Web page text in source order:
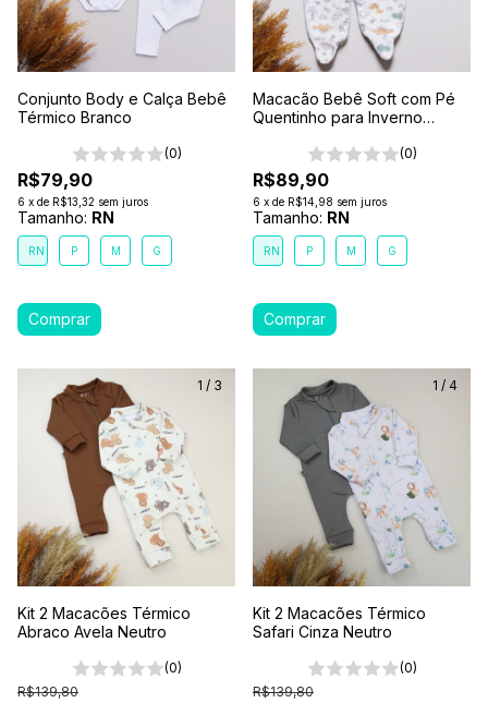
Conjunto Body e Calça Bebê
Térmico Branco
(0)
R$79,90
6 x de R$13,32 sem juros
Tamanho: RN
RN P M G
Macacão Bebê Soft com Pé
Quentinho para Inverno
(0)
R$89,90
6 x de R$14,98 sem juros
Tamanho: RN
RN P M G
1 / 3
Kit 2 Macacões Térmico
Abraco Avela Neutro
(0)
R$139,80
1 / 4
Kit 2 Macacões Térmico
Safari Cinza Neutro
(0)
R$139,80